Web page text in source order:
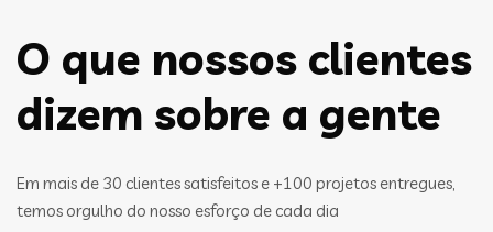
O que nossos clientes
dizem sobre a gente
Em mais de 30 clientes satisfeitos e +100 projetos entregues,
temos orgulho do nosso esforço de cada dia